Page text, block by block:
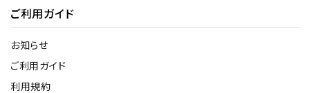
ご利用ガイド
お知らせ
ご利用ガイド
利用規約